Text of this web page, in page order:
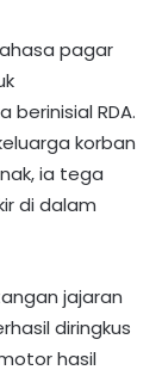
pagar
RDA.
korban
ia tega
di dalam
jajaran
diringkus
hasil